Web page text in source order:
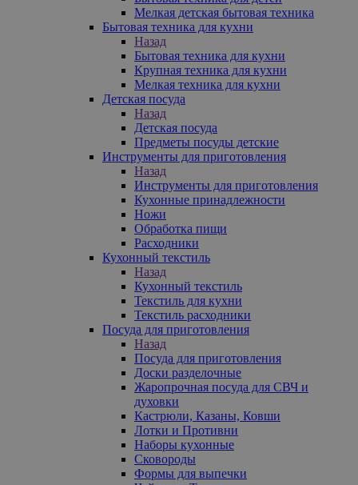
Мелкая детская бытовая техника
Бытовая техника для кухни
Назад
Бытовая техника для кухни
Крупная техника для кухни
Мелкая техника для кухни
Детская посуда
Назад
Детская посуда
Предметы посуды детские
Инструменты для приготовления
Назад
Инструменты для приготовления
Кухонные принадлежности
Ножи
Обработка пищи
Расходники
Кухонный текстиль
Назад
Кухонный текстиль
Текстиль для кухни
Текстиль расходники
Посуда для приготовления
Назад
Посуда для приготовления
Доски разделочные
Жаропрочная посуда для СВЧ и
духовки
Кастрюли, Казаны, Ковши
Лотки и Противни
Наборы кухонные
Сковороды
Формы для выпечки